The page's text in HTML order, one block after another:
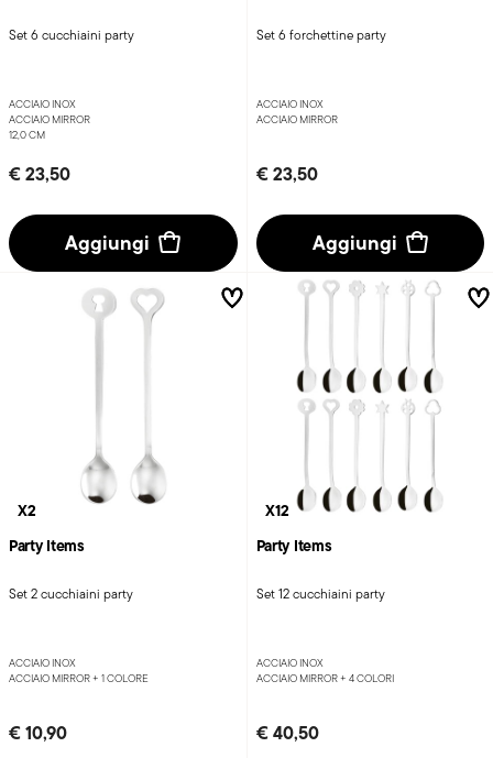
Set 6 cucchiaini party
ACCIAIO INOX
ACCIAIO MIRROR
12,0 CM
€ 23,50
Aggiungi
Set 6 forchettine party
ACCIAIO INOX
ACCIAIO MIRROR
€ 23,50
Aggiungi
X2
Party Items
Set 2 cucchiaini party
ACCIAIO INOX
ACCIAIO MIRROR + 1 COLORE
€ 10,90
X12
Party Items
Set 12 cucchiaini party
ACCIAIO INOX
ACCIAIO MIRROR + 4 COLORI
€ 40,50